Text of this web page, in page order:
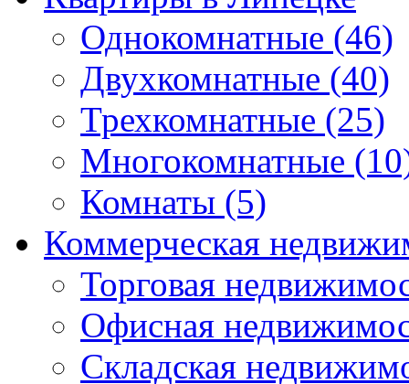
Однокомнатные (46)
Двухкомнатные (40)
Трехкомнатные (25)
Многокомнатные
Комнаты (5)
Коммерческая
Торговая
Офисная
Складская